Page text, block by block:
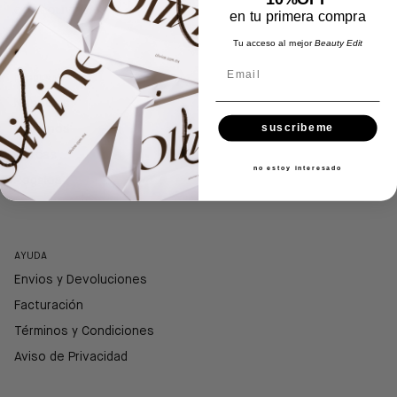
© 2026 OLIVINE
EMPRESA
Nosotros
Vísitanos
Marcas
Regalos
AYUDA
Envios y Devoluciones
Facturación
Términos y Condiciones
Aviso de Privacidad
en tu primera compra
Tu acceso al mejorBeauty Edit
suscribeme
no estoy interesado